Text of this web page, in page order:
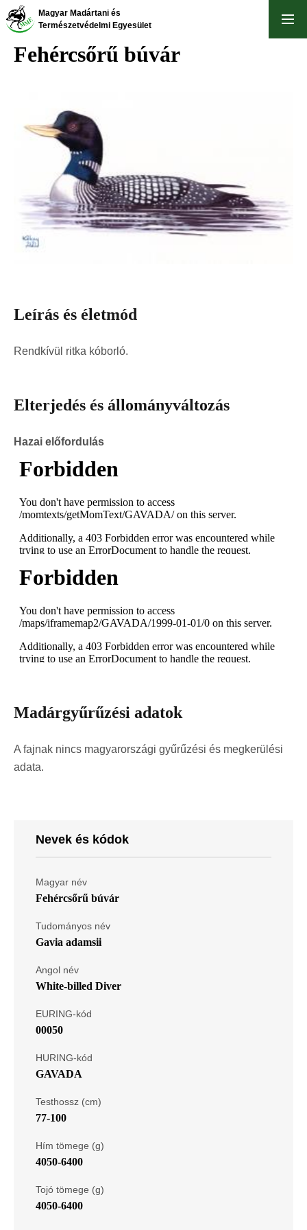
Ugrás
tartalomra
Magyar Madártani és
Természetvédelmi Egyesület
Fehércsőrű búvár
Leírás és életmód
Rendkívül ritka kóborló.
Elterjedés és állományváltozás
Hazai előfordulás
Madárgyűrűzési adatok
A fajnak nincs magyarországi gyűrűzési és megkerülési
adata.
Nevek és kódok
Magyar név
Fehércsőrű búvár
Tudományos név
Gavia adamsii
Angol név
White-billed Diver
EURING-kód
00050
HURING-kód
GAVADA
Testhossz (cm)
77-100
Hím tömege (g)
4050-6400
Tojó tömege (g)
4050-6400